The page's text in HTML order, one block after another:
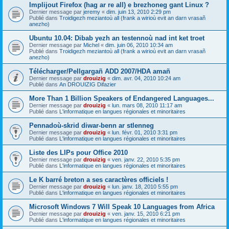
Implijout Firefox (hag ar re all) e brezhoneg gant Linux ?
Dernier message par jeremy « dim. juin 13, 2010 2:29 pm
Publié dans Troidigezh meziantoù all (frank a wirioù evit an darn vrasañ
anezho)
Ubuntu 10.04: Dibab yezh an testennoù nad int ket troet
Dernier message par Michel « dim. juin 06, 2010 10:34 am
Publié dans Troidigezh meziantoù all (frank a wirioù evit an darn vrasañ
anezho)
Télécharger/Pellgargañ ADD 2007/HDA amañ
Dernier message par drouizig « dim. avr. 04, 2010 10:24 am
Publié dans An DROUIZIG Difazier
More Than 1 Billion Speakers of Endangered Languages...
Dernier message par drouizig « lun. mars 08, 2010 11:17 am
Publié dans L'informatique en langues régionales et minoritaires
Pennadoù-skrid diwar-benn ar stlenneg
Dernier message par drouizig « lun. févr. 01, 2010 3:31 pm
Publié dans L'informatique en langues régionales et minoritaires
Liste des LIPs pour Office 2010
Dernier message par drouizig « ven. janv. 22, 2010 5:35 pm
Publié dans L'informatique en langues régionales et minoritaires
Le K barré breton a ses caractères officiels !
Dernier message par drouizig « lun. janv. 18, 2010 5:55 pm
Publié dans L'informatique en langues régionales et minoritaires
Microsoft Windows 7 Will Speak 10 Languages from Africa
Dernier message par drouizig « ven. janv. 15, 2010 6:21 pm
Publié dans L'informatique en langues régionales et minoritaires